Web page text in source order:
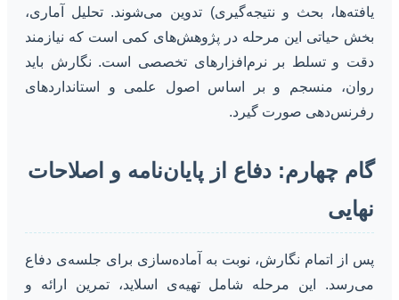
یافته‌ها، بحث و نتیجه‌گیری) تدوین می‌شوند. تحلیل آماری،
بخش حیاتی این مرحله در پژوهش‌های کمی است که نیازمند
دقت و تسلط بر نرم‌افزارهای تخصصی است. نگارش باید
روان، منسجم و بر اساس اصول علمی و استانداردهای
رفرنس‌دهی صورت گیرد.
گام چهارم: دفاع از پایان‌نامه و اصلاحات
نهایی
پس از اتمام نگارش، نوبت به آماده‌سازی برای جلسه‌ی دفاع
می‌رسد. این مرحله شامل تهیه‌ی اسلاید، تمرین ارائه و